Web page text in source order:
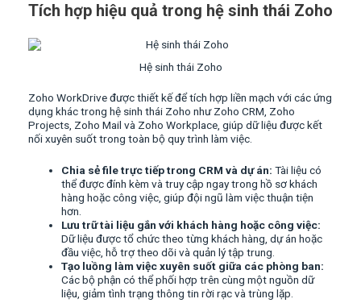
Tích hợp hiệu quả trong hệ sinh thái Zoho
Hệ sinh thái Zoho
Zoho WorkDrive được thiết kế để tích hợp liền mạch với các ứng
dụng khác trong hệ sinh thái Zoho như Zoho CRM, Zoho
Projects, Zoho Mail và Zoho Workplace, giúp dữ liệu được kết
nối xuyên suốt trong toàn bộ quy trình làm việc.
Chia sẻ file trực tiếp trong CRM và dự án: Tài liệu có
thể được đính kèm và truy cập ngay trong hồ sơ khách
hàng hoặc công việc, giúp đội ngũ làm việc thuận tiện
hơn.
Lưu trữ tài liệu gắn với khách hàng hoặc công việc:
Dữ liệu được tổ chức theo từng khách hàng, dự án hoặc
đầu việc, hỗ trợ theo dõi và quản lý tập trung.
Tạo luồng làm việc xuyên suốt giữa các phòng ban:
Các bộ phận có thể phối hợp trên cùng một nguồn dữ
liệu, giảm tình trạng thông tin rời rạc và trùng lặp.